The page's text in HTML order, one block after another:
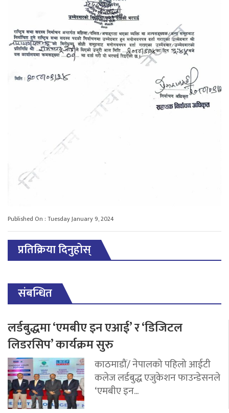
Published On : Tuesday January 9, 2024
प्रतिक्रिया दिनुहोस्
संबन्धित
लर्डबुद्धमा ‘एमबीए इन एआई’ र ‘डिजिटल
लिडरसिप’ कार्यक्रम सुरु
काठमाडौं/ नेपालको पहिलो आईटी
कलेज लर्डबुद्ध एजुकेशन फाउन्डेसनले
‘एमबीए इन...